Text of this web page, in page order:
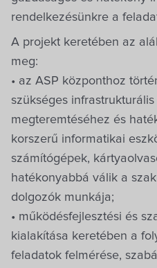
rendelkezésünkre a
A projekt keretében az
meg:
• az ASP központhoz
szükséges
megteremtéséhez és
korszerű informatikai
számítógépek,
hatékonyabbá válik a
dolgozók munkája;
• működésfejlesztési és
kialakítása keretében a
feladatok felmérése,